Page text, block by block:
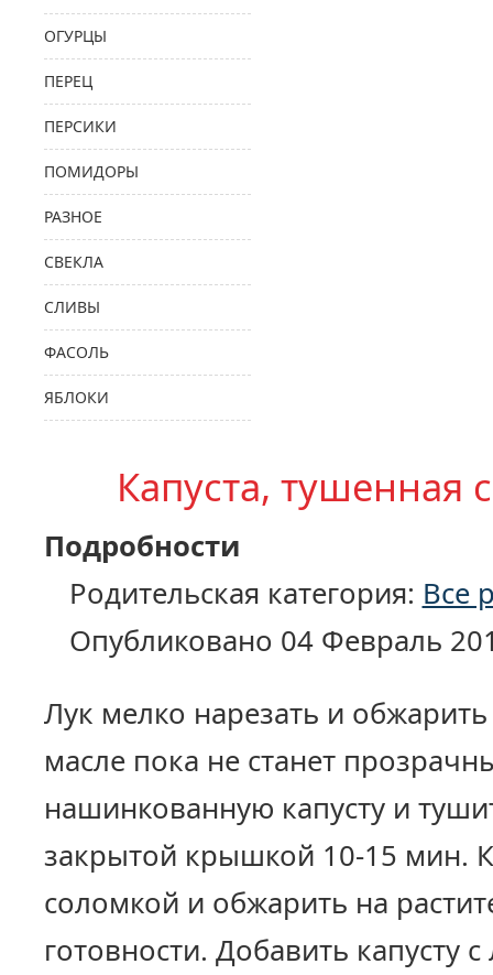
ОГУРЦЫ
ПЕРЕЦ
ПЕРСИКИ
ПОМИДОРЫ
РАЗНОЕ
СВЕКЛА
СЛИВЫ
ФАСОЛЬ
ЯБЛОКИ
Капуста, тушенная
Подробности
Родительская категория: Все
Опубликовано 04 Февраль
Лук мелко нарезать и
масле пока не станет
нашинкованную капусту и
закрытой крышкой 10-15 мин.
соломкой и обжарить на
готовности. Добавить капусту